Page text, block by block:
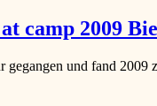
camp 2009
gegangen und fand